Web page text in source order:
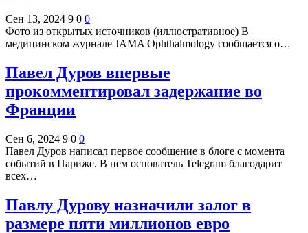
Сен 13, 2024 9 0 0
Фото из открытых источников (иллюстративное) В
медицинском журнале JAMA Ophthalmology сообщается о…
Павел Дуров впервые
прокомментировал задержание во
Франции
Сен 6, 2024 9 0 0
Павел Дуров написал первое сообщение в блоге с момента
событий в Париже. В нем основатель Telegram благодарит
всех…
Павлу Дурову назначили залог в
размере пяти миллионов евро